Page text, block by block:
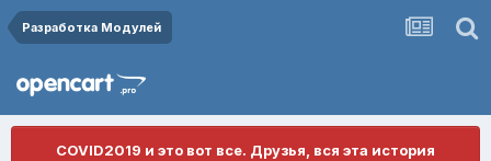
Разработка Модулей
COVID2019 и это вот все. Друзья, вся эта история